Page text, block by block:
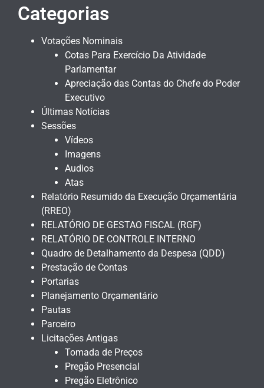
Categorias
Votações Nominais
Cotas Para Exercício Da Atividade
Parlamentar
Apreciação das Contas do Chefe do Poder
Executivo
Últimas Notícias
Sessões
Vídeos
Imagens
Audios
Atas
Relatório Resumido da Execução Orçamentária
(RREO)
RELATÓRIO DE GESTAO FISCAL (RGF)
RELATÓRIO DE CONTROLE INTERNO
Quadro de Detalhamento da Despesa (QDD)
Prestação de Contas
Portarias
Planejamento Orçamentário
Pautas
Parceiro
Licitações Antigas
Tomada de Preços
Pregão Presencial
Pregão Eletrônico